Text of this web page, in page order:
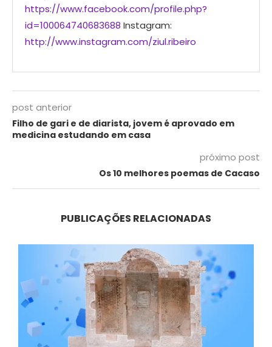
https://www.facebook.com/profile.php?
id=100064740683688 Instagram:
http://www.instagram.com/ziul.ribeiro
post anterior
Filho de gari e de diarista, jovem é aprovado em
medicina estudando em casa
próximo post
Os 10 melhores poemas de Cacaso
PUBLICAÇÕES RELACIONADAS